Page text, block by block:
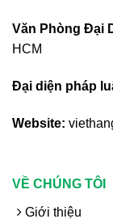
Văn Phòng Đại
HCM
Đại diện pháp
Website:
VỀ CHÚNG TÔI
Giới thiệu